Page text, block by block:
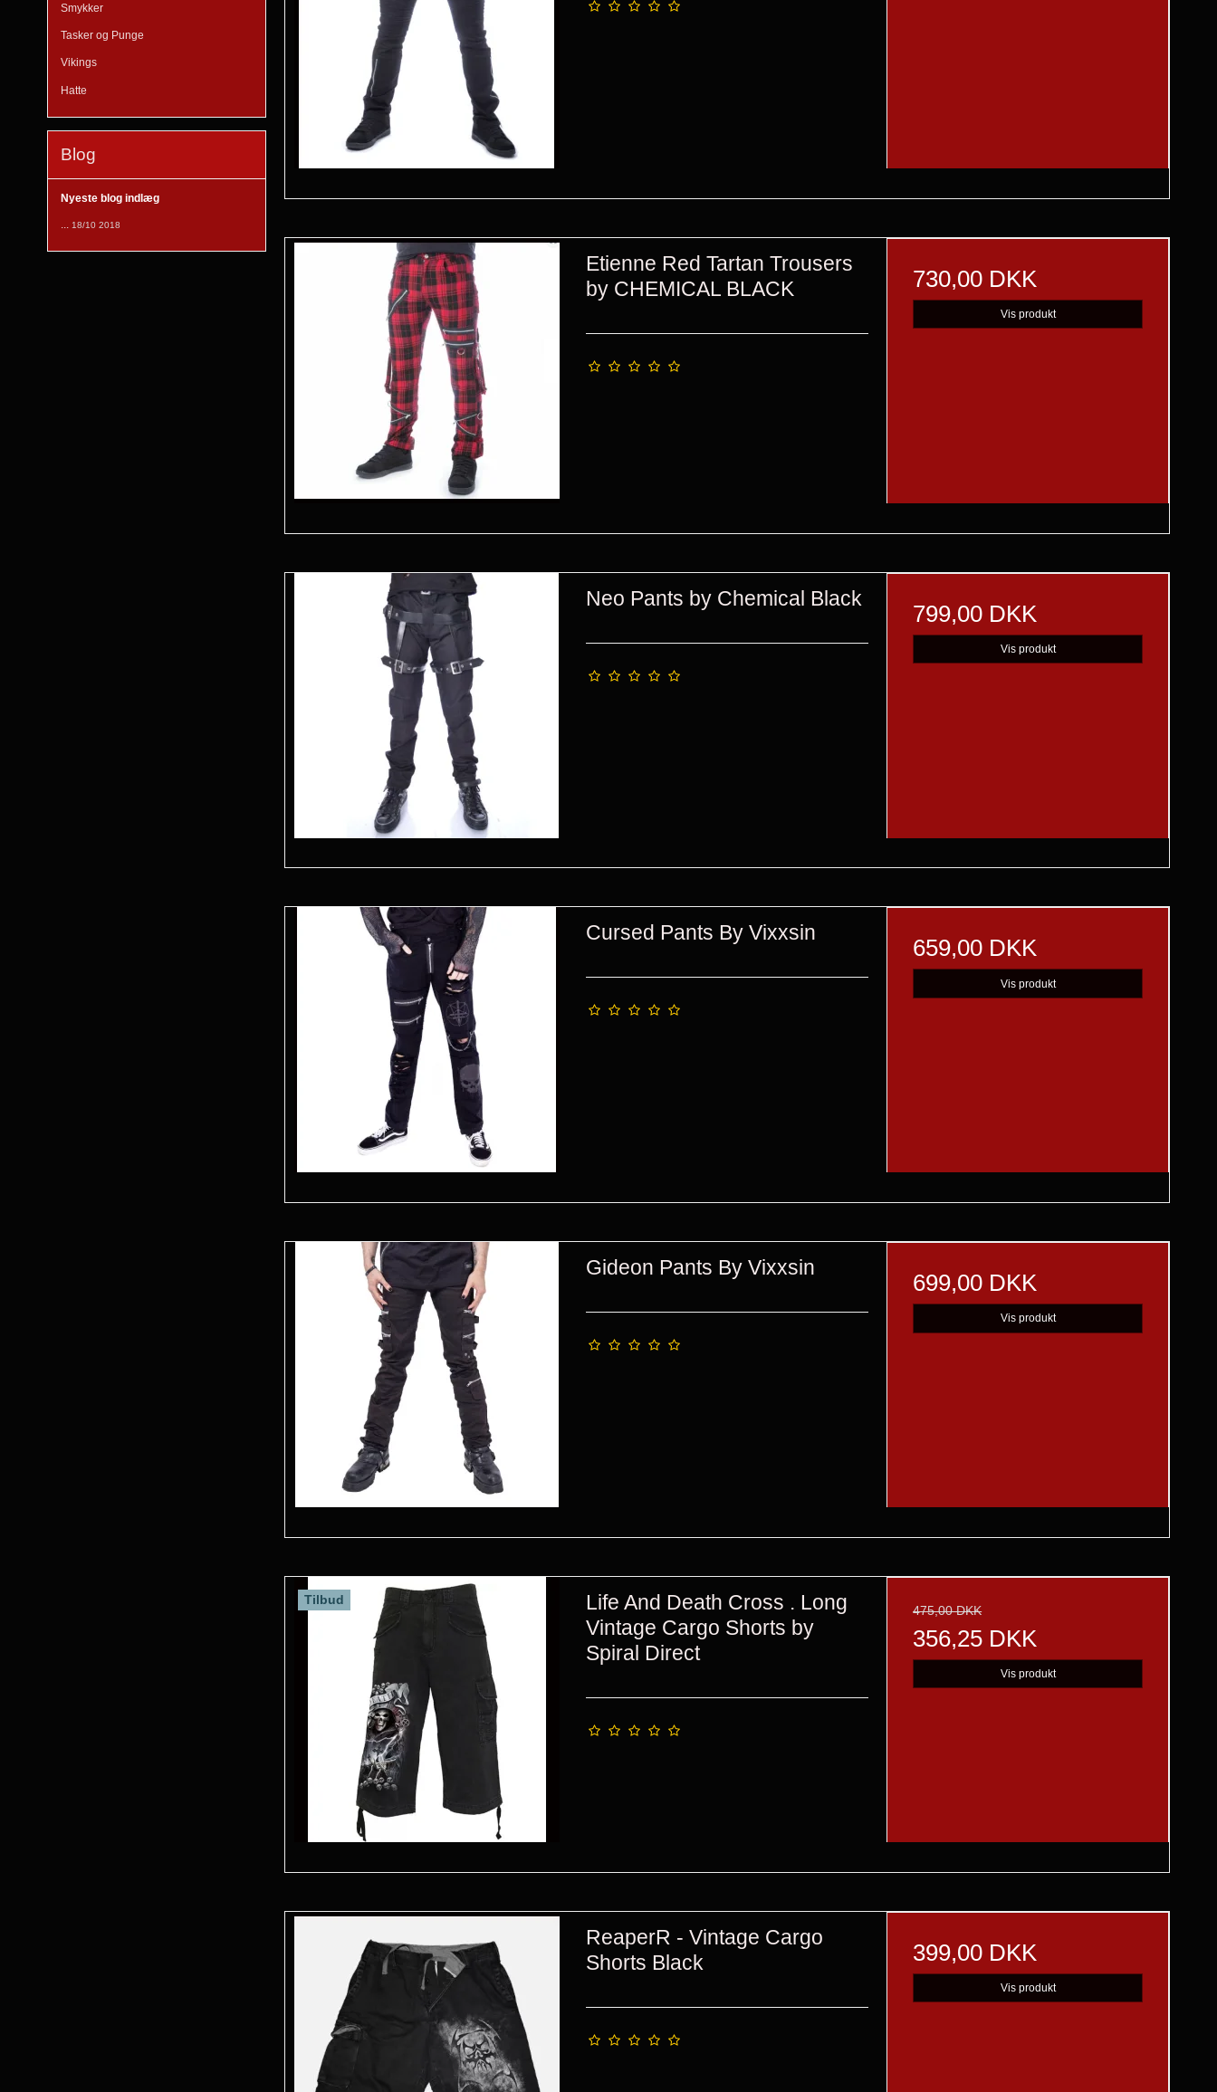
Smykker
Tasker og Punge
Vikings
Hatte
Blog
Nyeste blog indlæg
... 18/10 2018
Etienne Red Tartan Trousers
by CHEMICAL BLACK
730,00 DKK
Vis produkt
Neo Pants by Chemical Black
799,00 DKK
Vis produkt
Cursed Pants By Vixxsin
659,00 DKK
Vis produkt
Gideon Pants By Vixxsin
699,00 DKK
Vis produkt
Tilbud
Life And Death Cross . Long
Vintage Cargo Shorts by
Spiral Direct
475,00 DKK
356,25 DKK
Vis produkt
ReaperR - Vintage Cargo
Shorts Black
399,00 DKK
Vis produkt